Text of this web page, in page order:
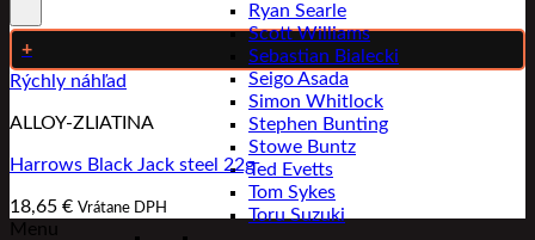
Ryan Searle
Scott Williams
Sebastian Bialecki
Seigo Asada
Simon Whitlock
Stephen Bunting
Stowe Buntz
Ted Evetts
Tom Sykes
Toru Suzuki
Pridať do zoznamu prianí
+
Rýchly náhľad
ALLOY-ZLIATINA
Harrows Black Jack steel 22g
18,65 € Vrátane DPH
Menu